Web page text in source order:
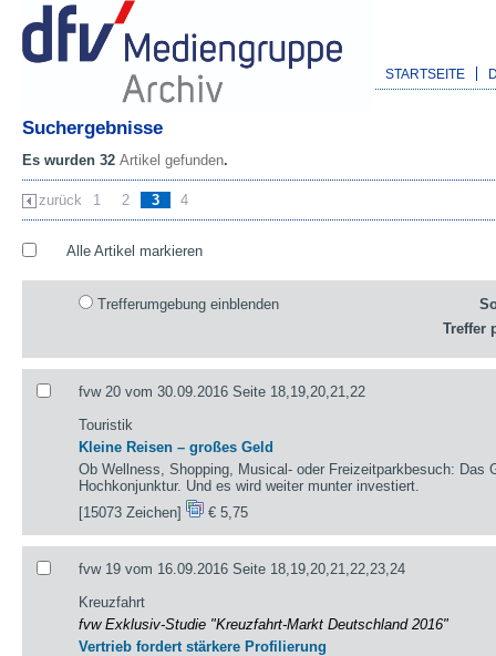
STARTSEITE
Suchergebnisse
Es wurden 32 Artikel gefunden.
zurück 1 2 3 4
Alle Artikel markieren
Trefferumgebung einblenden
Treffer
fvw 20 vom 30.09.2016 Seite 18,19,20,21,22
Touristik
Kleine Reisen – großes Geld
Ob Wellness, Shopping, Musical- oder Freizeitparkbesuch: Das
Hochkonjunktur. Und es wird weiter munter investiert.
[15073 Zeichen]
€ 5,75
fvw 19 vom 16.09.2016 Seite 18,19,20,21,22,23,24
Kreuzfahrt
fvw Exklusiv-Studie "Kreuzfahrt-Markt Deutschland 2016"
Vertrieb fordert stärkere Profilierung